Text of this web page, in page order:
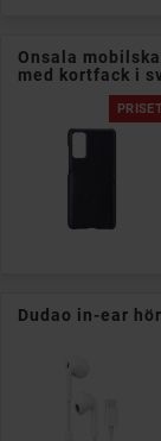
Onsala
med kortfack i
Dudao in-ear